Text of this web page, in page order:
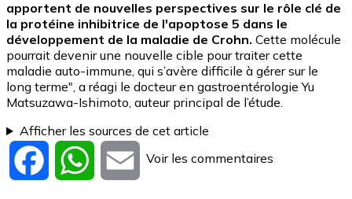
apportent de nouvelles perspectives sur le rôle clé de
la protéine inhibitrice de l'apoptose 5 dans le
développement de la maladie de Crohn. Cette molécule
pourrait devenir une nouvelle cible pour traiter cette
maladie auto-immune, qui s’avère difficile à gérer sur le
long terme", a réagi le docteur en gastroentérologieYu
Matsuzawa-Ishimoto, auteur principal de l’étude.
Afficher les sources de cet article
Facebook WhatsApp
Email
Voir les commentaires